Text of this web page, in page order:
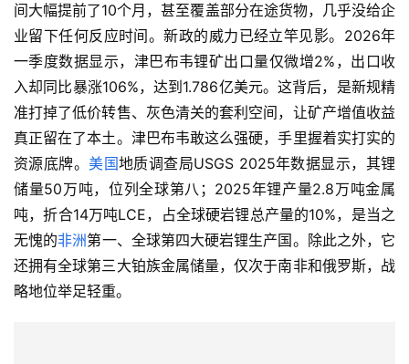
间大幅提前了10个月，甚至覆盖部分在途货物，几乎没给企
业留下任何反应时间。新政的威力已经立竿见影。2026年
一季度数据显示，津巴布韦锂矿出口量仅微增2%，出口收
入却同比暴涨106%，达到1.786亿美元。这背后，是新规精
准打掉了低价转售、灰色清关的套利空间，让矿产增值收益
真正留在了本土。津巴布韦敢这么强硬，手里握着实打实的
资源底牌。美国地质调查局USGS 2025年数据显示，其锂
储量50万吨，位列全球第八；2025年锂产量2.8万吨金属
吨，折合14万吨LCE，占全球硬岩锂总产量的10%，是当之
无愧的非洲第一、全球第四大硬岩锂生产国。除此之外，它
还拥有全球第三大铂族金属储量，仅次于南非和俄罗斯，战
略地位举足轻重。